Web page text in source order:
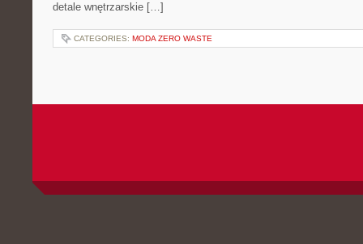
detale wnętrzarskie […]
CATEGORIES: MODA ZERO WASTE